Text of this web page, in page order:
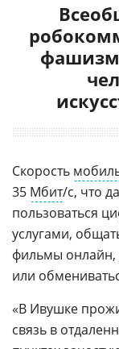
Скорость
35 Мбит/с, что
пользоваться
услугами,
фильмы онлайн,
или
«В Ивушке
связь в